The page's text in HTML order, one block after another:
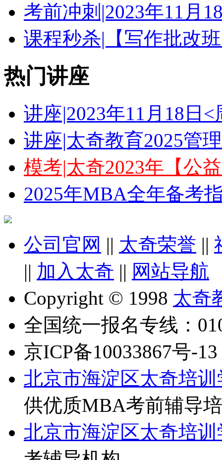
考前冲刺|2023年11月
课程秒杀|【写作批改
热门讲座
讲座|2023年11月18日
讲座|太奇教育2025管
模考|太奇2023年【公
2025年MBA全年备考
公司官网 || 太奇荣誉 ||
|| 加入太奇 || 网站导航
Copyright © 1998 太奇
全国统一报名专线：
京ICP备10033867号-13
北京市海淀区太奇培训
供优质MBA考前辅导
北京市海淀区太奇培训